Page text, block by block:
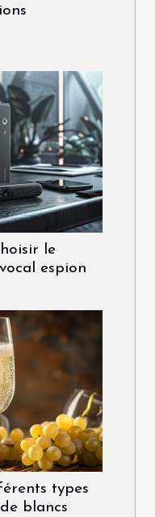
le
espion
types
blancs